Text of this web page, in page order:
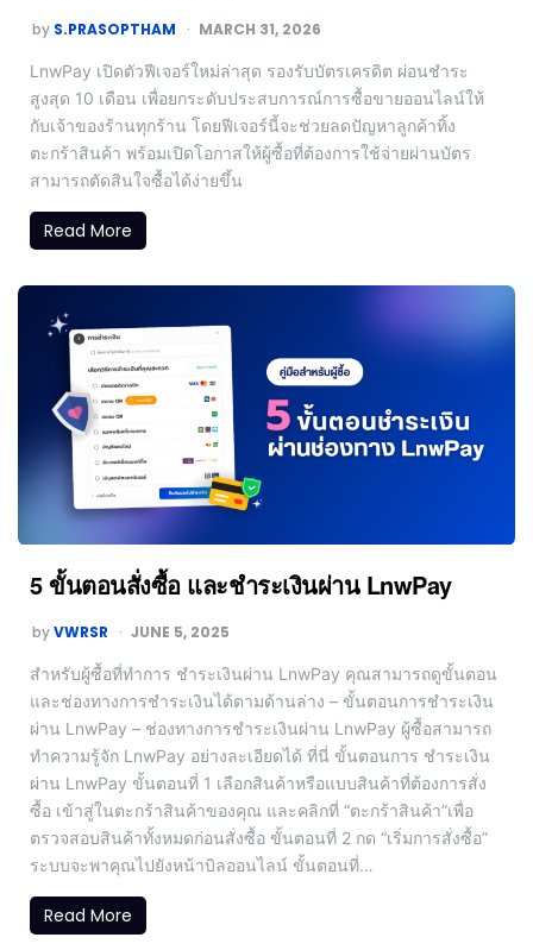
by S.PRASOPTHAM MARCH 31, 2026
LnwPay เปิดตัวฟีเจอร์ใหม่ล่าสุด รองรับบัตรเครดิต ผ่อนชำระ
สูงสุด 10 เดือน เพื่อยกระดับประสบการณ์การซื้อขายออนไลน์ให้
กับเจ้าของร้านทุกร้าน โดยฟีเจอร์นี้จะช่วยลดปัญหาลูกค้าทิ้ง
ตะกร้าสินค้า พร้อมเปิดโอกาสให้ผู้ซื้อที่ต้องการใช้จ่ายผ่านบัตร
สามารถตัดสินใจซื้อได้ง่ายขึ้น
Read More
5 ขั้นตอนสั่งซื้อ และชำระเงินผ่าน LnwPay
byVWRSR JUNE 5, 2025
สำหรับผู้ซื้อที่ทำการ ชำระเงินผ่าน LnwPay คุณสามารถดูขั้นตอน
และช่องทางการชำระเงินได้ตามด้านล่าง – ขั้นตอนการชำระเงิน
ผ่าน LnwPay – ช่องทางการชำระเงินผ่าน LnwPay ผู้ซื้อสามารถ
ทำความรู้จัก LnwPay อย่างละเอียดได้ ที่นี่ ขั้นตอนการ ชำระเงิน
ผ่าน LnwPay ขั้นตอนที่ 1 เลือกสินค้าหรือแบบสินค้าที่ต้องการสั่ง
ซื้อ เข้าสู่ในตะกร้าสินค้าของคุณ และคลิกที่ “ตะกร้าสินค้า”เพื่อ
ตรวจสอบสินค้าทั้งหมดก่อนสั่งซื้อ ขั้นตอนที่ 2 กด “เริ่มการสั่งซื้อ”
ระบบจะพาคุณไปยังหน้าบิลออนไลน์ ขั้นตอนที่…
Read More